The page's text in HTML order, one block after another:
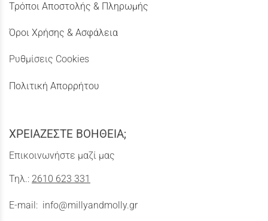
Τρόποι Αποστολής & Πληρωμής
Όροι Χρήσης & Ασφάλεια
Ρυθμίσεις Cookies
Πολιτική Απορρήτου
ΧΡΕΙΑΖΕΣΤΕ ΒΟΗΘΕΙΑ;
Επικοινωνήστε μαζί μας
Τηλ.: 2610 623 331
E-mail: info@millyandmolly.gr